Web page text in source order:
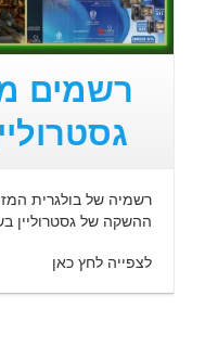
רשמים
רשמיה של בולגרית
ההשקה של גסטרוליין
לצפייה לחץ כאן